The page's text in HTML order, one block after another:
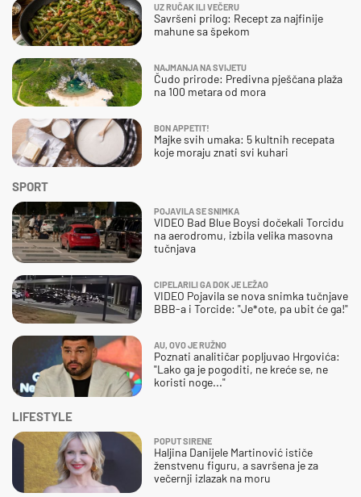
SPORT
POJAVILA SE SNIMKA
VIDEO Bad Blue Boysi dočekali Torcidu
na aerodromu, izbila velika masovna
tučnjava
CIPELARILI GA DOK JE LEŽAO
VIDEO Pojavila se nova snimka tučnjave
BBB-a i Torcide: "Je*ote, pa ubit će ga!"
AU, OVO JE RUŽNO
Poznati analitičar popljuvao Hrgovića:
"Lako ga je pogoditi, ne kreće se, ne
koristi noge..."
UZ RUČAK ILI VEČERU
Savršeni prilog: Recept za najfinije
mahune sa špekom
NAJMANJA NA SVIJETU
Čudo prirode: Predivna pješčana plaža
na 100 metara od mora
BON APPETIT!
Majke svih umaka: 5 kultnih recepata
koje moraju znati svi kuhari
LIFESTYLE
POPUT SIRENE
Haljina Danijele Martinović ističe
ženstvenu figuru, a savršena je za
večernji izlazak na moru